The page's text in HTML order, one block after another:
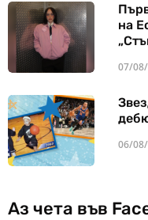
на
07/
06/
Аз чета във